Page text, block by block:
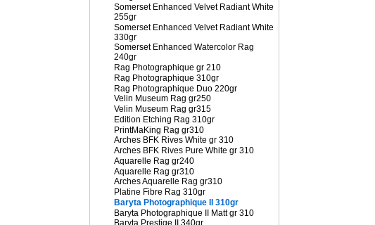
Somerset Enhanced Velvet Radiant White
255gr
Somerset Enhanced Velvet Radiant White
330gr
Somerset Enhanced Watercolor Rag
240gr
Rag Photographique gr 210
Rag Photographique 310gr
Rag Photographique Duo 220gr
Velin Museum Rag gr250
Velin Museum Rag gr315
Edition Etching Rag 310gr
PrintMaKing Rag gr310
Arches BFK Rives White gr 310
Arches BFK Rives Pure White gr 310
Aquarelle Rag gr240
Aquarelle Rag gr310
Arches Aquarelle Rag gr310
Platine Fibre Rag 310gr
Baryta Photographique II 310gr
Baryta Photographique II Matt gr 310